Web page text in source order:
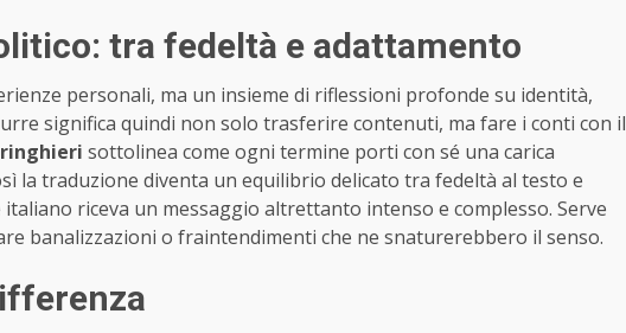
tra fedeltà e adattamento
personali, ma un insieme di riflessioni profonde su identità,
significa quindi non solo trasferire contenuti, ma fare i conti con il
sottolinea come ogni termine porti con sé una carica
la traduzione diventa un equilibrio delicato tra fedeltà al testo e
riceva un messaggio altrettanto intenso e complesso. Serve
banalizzazioni o fraintendimenti che ne snaturerebbero il senso.